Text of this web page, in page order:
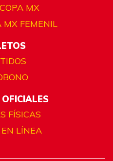
MX
MX FEMENIL
FÍSICAS
LÍNEA